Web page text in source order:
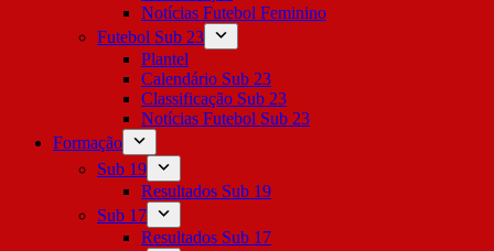
Notícias Futebol Feminino
Futebol Sub 23
Plantel
Calendário Sub 23
Classificação Sub 23
Notícias Futebol Sub 23
Formação
Sub 19
Resultados Sub 19
Sub 17
Resultados Sub 17